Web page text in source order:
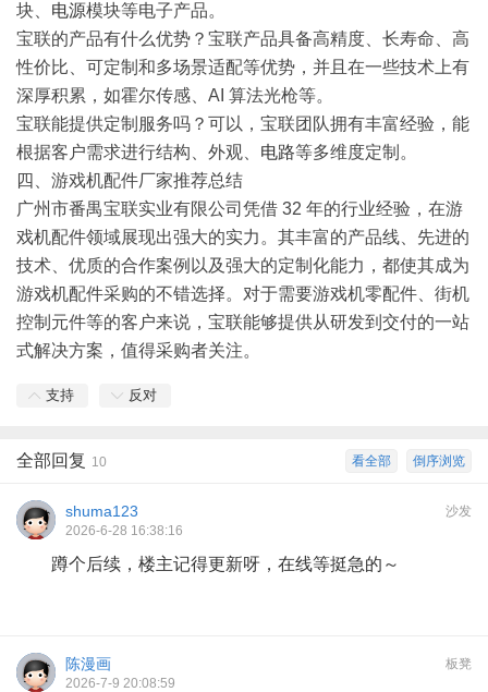
块、 电源模块等电子产品。
宝联的产品有什么优势？宝联产品具备高精度、长寿命、高
性价比、可定制和多场景适配等优势，并且在一些技术上有
深厚积累，如霍尔传感、AI 算法光枪等。
宝联能提供定制服务吗？可以，宝联团队拥有丰富经验，能
根据客户需求进行结构、外观、 电路等多维度定制。
四、游戏机配件厂家推荐总结
广州市番禺宝联实业有限公司凭借 32 年的行业经验，在游
戏机配件领域展现出强大的实力。其丰富的产品线、先进的
技术、优质的合作案例以及强大的定制化能力，都使其成为
游戏机配件采购的不错选择。对于需要游戏机零配件、街机
控制元件等的客户来说，宝联能够提供从研发到交付的一站
式解决方案，值得采购者关注。
支持 反对
倒序浏览
看全部
全部回复 10
沙发
shuma123
2026-6-28 16:38:16
蹲个后续，楼主记得更新呀，在线等挺急的～
板凳
陈漫画
2026-7-9 20:08:59